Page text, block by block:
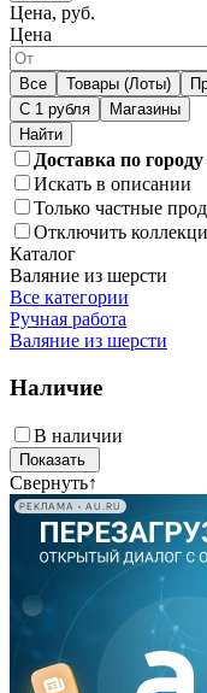
Цена, руб.
Цена
Все Товары (Лоты)
С 1 рубля
Магазины
Доставка по городу
Искать в описании
Только частные
Отключить
Каталог
Валяние из шерсти
Все категории
Ручная работа
Валяние из шерсти
Наличие
В наличии
Свернуть↑
РЕКЛАМА • AU.RU